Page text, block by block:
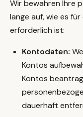
Wir bewahren Ihre
lange auf, wie es
erforderlich ist:
Kontodaten:
Kontos
Kontos
dauerhaft